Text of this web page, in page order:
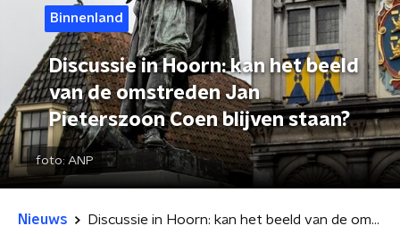
Binnenland
Discussie in Hoorn: kan het beeld
van de omstreden Jan
Pieterszoon Coen blijven staan?
foto: ANP
Nieuws Discussie in Hoorn: kan het beeld van de omstreden Jan Pieterszoon Coen blijven staan?